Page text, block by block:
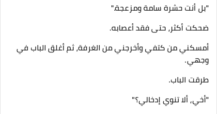
"بل أنت حشرة سامة ومزعجة."
ضحكت أكثر، حتى فقد أعصابه.
أمسكني من كتفي وأخرجني من الغرفة، ثم أغلق الباب في
وجهي.
طرقت الباب.
"أخي، ألا تنوي إدخالي؟"